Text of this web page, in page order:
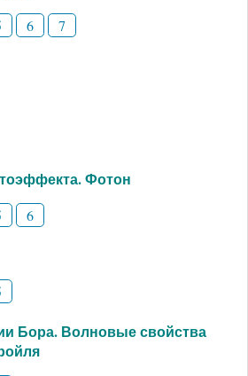
6 7
Фотон
6
Бора. Волновые свойства